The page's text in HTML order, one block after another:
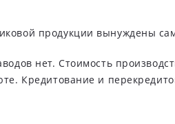
продукции вынуждены
нет. Стоимость
Кредитование и